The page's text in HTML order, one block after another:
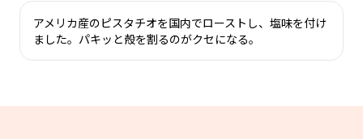
アメリカ産のピスタチオを国内でローストし、塩味を付け
ました。パキッと殻を割るのがクセになる。